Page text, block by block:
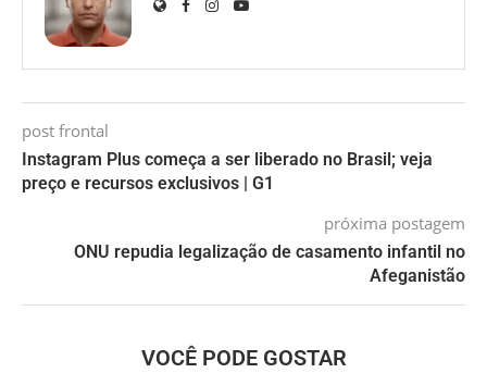
post frontal
Instagram Plus começa a ser liberado no Brasil; veja
preço e recursos exclusivos | G1
próxima postagem
ONU repudia legalização de casamento infantil no
Afeganistão
VOCÊ PODE GOSTAR